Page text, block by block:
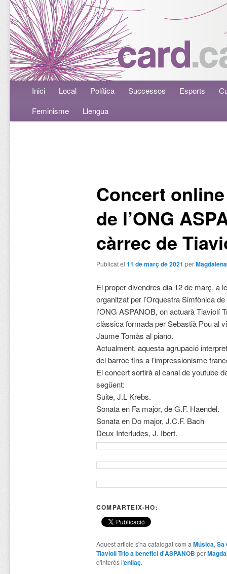
Menú principalAneu al contingut principal
Aneu al contingut secundari
Inici Local Política Successos Esports
Feminisme
Llengua
Concert
de l’ONG
càrrec de
Publicat el 11 de març de 2021 per
El proper divendres dia 12 de març, a
organitzat per l’Orquestra Simfònica
l’ONG ASPANOB, on actuarà Tiaviolí
clàssica formada per Sebastià Pou al
Jaume Tomàs al piano.
Actualment, aquesta agrupació
del barroc fins a l’impressionisme
El concert sortirà al canal de youtube
següent:
Suite, J.L Krebs.
Sonata en Fa major, de G.F. Haendel.
Sonata en Do major, J.C.F. Bach
Deux Interludes, J. Ibert.
COMPARTEIX-HO:
Aquest article s'ha catalogat com a Música, Sa
Tiaviolí Trio a benefici d'ASPANOB per
d'interès l'enllaç.